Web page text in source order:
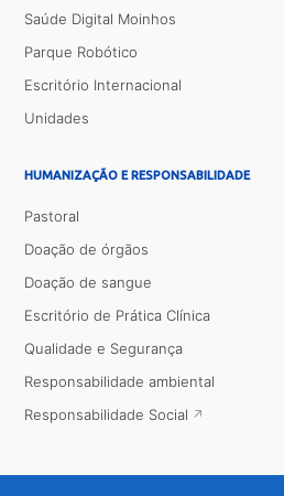
Saúde Digital Moinhos
Parque Robótico
Escritório Internacional
Unidades
HUMANIZAÇÃO E RESPONSABILIDADE
Pastoral
Doação de órgãos
Doação de sangue
Escritório de Prática Clínica
Qualidade e Segurança
Responsabilidade ambiental
Responsabilidade Social